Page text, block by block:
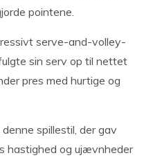
pointene.
serve-and-volley-
sin serv op til nettet
pres med hurtige og
spillestil, der gav
hastighed og ujævnheder